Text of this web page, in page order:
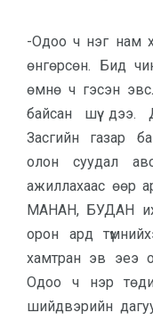
-Одоо ч нэг нам
өнгөрсөн. Бид
өмнө ч гэсэн
байсан шүү дээ.
Засгийн газар
олон суудал
ажиллахаас өөр
МАНАН, БУДАН их
орон ард
хамтран эв эеэ
Одоо ч нэр
шийдвэрийн